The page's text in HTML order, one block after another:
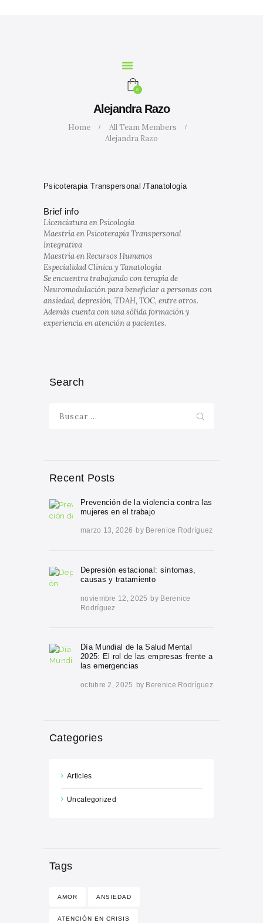
0
Alejandra Razo
Home
All Team Members
Alejandra Razo
CALCULADORA
CONTACTO
BLOG
Psicoterapia Transpersonal /Tanatología
Brief info
Licenciatura en Psicología
Maestría en Psicoterapia Transpersonal
Integrativa
Maestría en Recursos Humanos
Especialidad Clínica y Tanatología
Se encuentra trabajando con terapia de
Neuromodulación para beneficiar a personas con
ansiedad, depresión, TDAH, TOC, entre otros.
Además cuenta con una sólida formación y
experiencia en atención a pacientes.
Search
Recent Posts
Prevención de la violencia contra las
mujeres en el trabajo
marzo 13, 2026 by Berenice Rodríguez
Depresión estacional: síntomas,
causas y tratamiento
noviembre 12, 2025 by Berenice
Rodríguez
Día Mundial de la Salud Mental
2025: El rol de las empresas frente a
las emergencias
octubre 2, 2025 by Berenice Rodríguez
Categories
Articles
Uncategorized
Tags
AMOR ANSIEDAD
ATENCIÓN EN CRISIS